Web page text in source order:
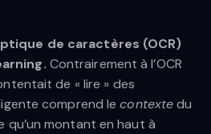
de caractères (OCR)
Contrairement à l’OCR
de « lire » des
comprend lecontextedu
qu’un montant en haut à